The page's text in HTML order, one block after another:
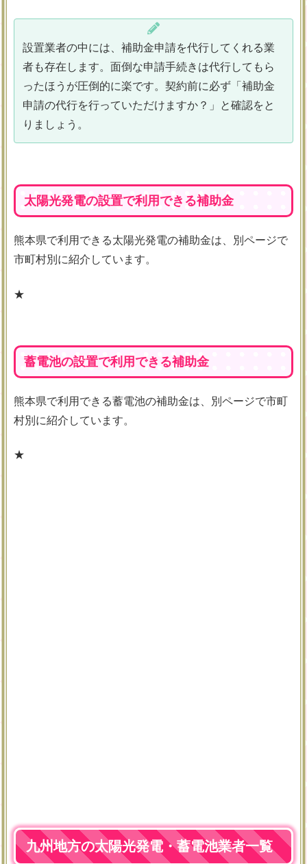
設置業者の中には、補助金申請を代行してくれる業
者も存在します。面倒な申請手続きは代行してもら
ったほうが圧倒的に楽です。契約前に必ず「補助金
申請の代行を行っていただけますか？」と確認をと
りましょう。
太陽光発電の設置で利用できる補助金
熊本県で利用できる太陽光発電の補助金は、別ページで
市町村別に紹介しています。
★
蓄電池の設置で利用できる補助金
熊本県で利用できる蓄電池の補助金は、別ページで市町
村別に紹介しています。
★
九州地方の太陽光発電・蓄電池業者一覧